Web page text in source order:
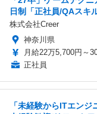
日制「正社員/QAスキ
株式会社Creer
神奈川県
月給22万5,700円～
正社員
「未経験からITエン